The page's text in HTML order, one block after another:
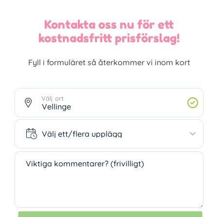
Kontakta oss nu för ett
kostnadsfritt prisförslag!
Fyll i formuläret så återkommer vi inom kort
Välj ort
Välj ett/flera upplägg
Välj ett/flera upplägg
Viktiga kommentarer? (frivilligt)